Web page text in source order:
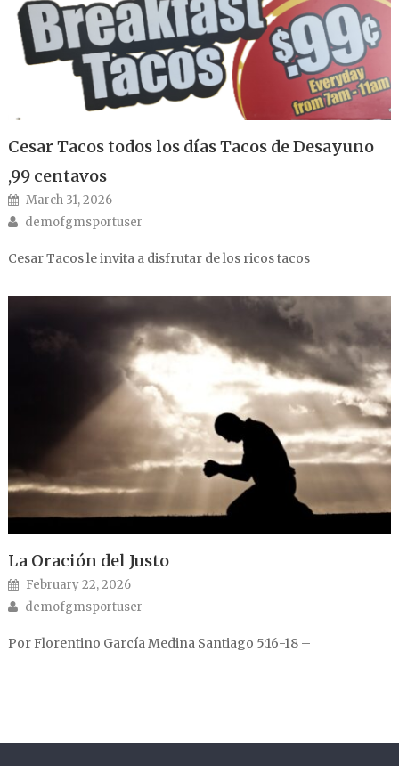
Cesar Tacos todos los días Tacos de Desayuno
,99 centavos
Posted on
March 31, 2026
Author
demofgmsportuser
Cesar Tacos le invita a disfrutar de los ricos tacos
La Oración del Justo
Posted on
February 22, 2026
Author
demofgmsportuser
Por Florentino García Medina Santiago 5:16-18 –